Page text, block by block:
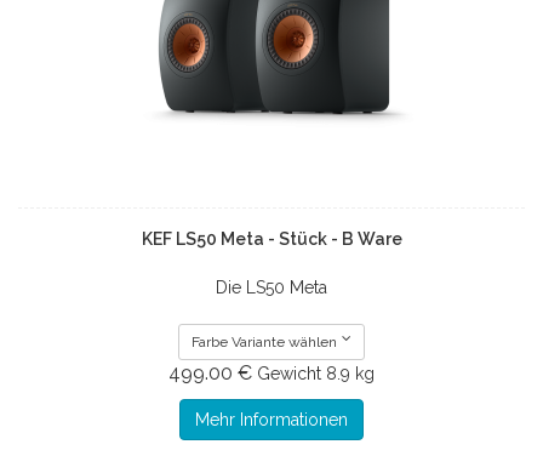
KEF LS50 Meta - Stück - B Ware
Die LS50 Meta
Farbe Variante wählen
499.00 € Gewicht 8.9 kg
Mehr Informationen